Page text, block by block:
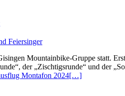
Feiersinger
Mountainbike-Gruppe statt.
der „Zischtigsrunde“ und der
Montafon 2024[…]